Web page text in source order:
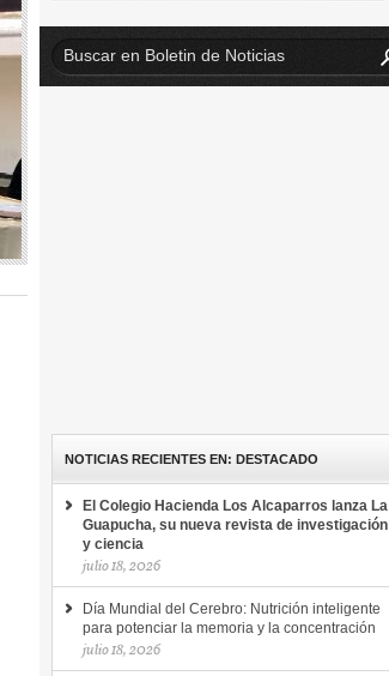
NOTICIAS RECIENTES EN: DESTACADO
El Colegio Hacienda Los Alcaparros lanza La
Guapucha, su nueva revista de investigación
y ciencia
julio 18, 2026
Día Mundial del Cerebro: Nutrición inteligente
para potenciar la memoria y la concentración
julio 18, 2026